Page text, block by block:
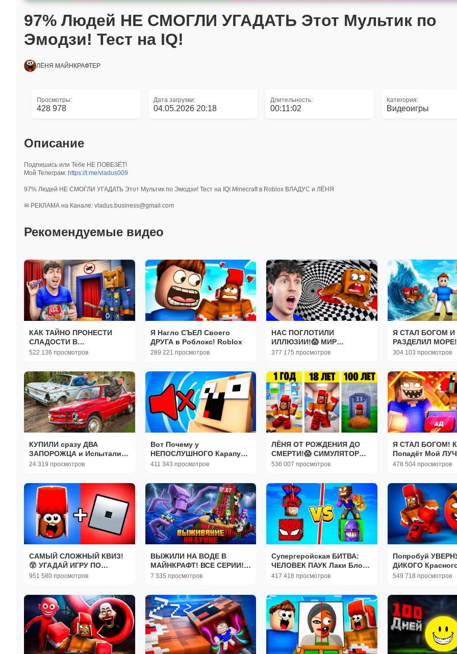
97% Людей НЕ СМОГЛИ УГАДАТЬ Этот Мультик по
Эмодзи! Тест на IQ!
ЛЁНЯ МАЙНКРАФТЕР
Просмотры:
428 978
Дата загрузки:
04.05.2026 20:18
Длительность:
00:11:02
Категория:
Видеоигры
Описание
Подпишись или Тебе НЕ ПОВЕЗЁТ!
Мой Телеграм: https://t.me/vladus009
97% Людей НЕ СМОГЛИ УГАДАТЬ Этот Мультик по Эмодзи! Тест на IQ! Minecraft в Roblox ВЛАДУС и ЛЁНЯ
✉ РЕКЛАМА на Канале: vladus.business@gmail.com
Рекомендуемые видео
КАК ТАЙНО ПРОНЕСТИ
СЛАДОСТИ В
КИНОТЕАТР?! МЕНЯ
522 136 просмотров
Я Нагло СЪЕЛ Своего
ДРУГА в Роблокс! Roblox
289 221 просмотров
НАС ПОГЛОТИЛИ
ИЛЛЮЗИИ!😱 МИР
ФОКУСОВ В МАЙНКРАФТ!
377 175 просмотров
Я СТАЛ БОГОМ И
РАЗДЕЛИЛ
РОБЛОКС
304 103 просмотров
КУПИЛИ сразу ДВА
ЗАПОРОЖЦА и Испытали
Их НА БЕЗДОРОЖЬЕ!
24 319 просмотров
Вот Почему у
НЕПОСЛУШНОГО Карапуза
ПРОПАЛ ГОЛОС в
411 343 просмотров
ЛЁНЯ ОТ РОЖДЕНИЯ ДО
СМЕРТИ!😱 СИМУЛЯТОР
ЖИЗНИ В РОБЛОКС!
536 007 просмотров
Я СТАЛ БОГОМ!
Попадёт Мой
ДРУГ? Ад или
478 504 просмотров
САМЫЙ СЛОЖНЫЙ КВИЗ!
😲 УГАДАЙ ИГРУ ПО
ЭМОДЗИ!
951 580 просмотров
ВЫЖИЛИ НА ВОДЕ В
МАЙНКРАФТ! ВСЕ СЕРИИ!
СБОРНИК!
7 335 просмотров
Супергеройская БИТВА:
ЧЕЛОВЕК ПАУК Лаки Блок
vs ТАНОС ЛакиБлок в
417 418 просмотров
Попробуй
ДИКОГО
Роблокс! Roblox
549 718 просмотров